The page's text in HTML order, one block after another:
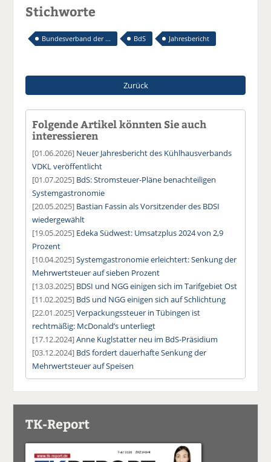
Stichworte
Bundesverband der ... BdS Jahresbericht
Zurück
Folgende Artikel könnten Sie auch
interessieren
[01.06.2026] Neuer Jahresbericht des Kühlhausverbands
VDKL veröffentlicht
[01.07.2025] BdS: Stromsteuer-Pläne benachteiligen
Systemgastronomie
[20.05.2025] Bastian Fassin als Vorsitzender des BDSI
wiedergewählt
[19.05.2025] Edeka Südwest: Umsatzplus 2024 von 2,9
Prozent
[10.04.2025]Systemgastronomie erleichtert: Senkung der
Mehrwertsteuer auf sieben Prozent
[13.03.2025] BDSI und NGG einigen sich im Tarifgebiet Ost
[11.02.2025] BdS und NGG einigen sich auf Schlichtung
[22.01.2025]Verpackungssteuer in Tübingen ist
rechtmäßig: McDonald’s unterliegt
[17.12.2024]Anne Kuglstatter neu im BdS-Präsidium
[03.12.2024] BdS fordert dauerhafte Senkung der
Mehrwertsteuer auf Speisen
TK-Report